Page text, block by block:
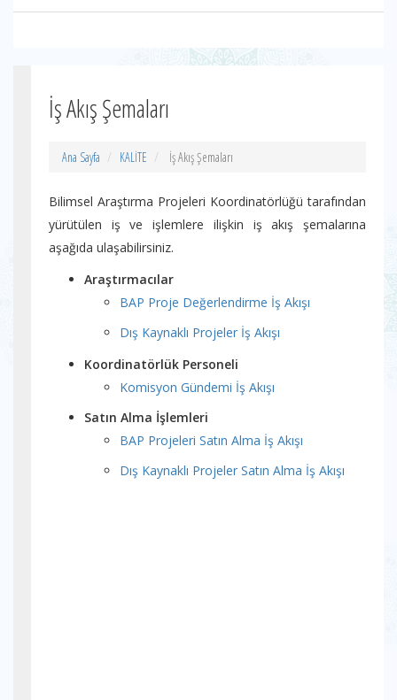
İş Akış Şemaları
Ana Sayfa KALİTE İş Akış Şemaları
Bilimsel Araştırma Projeleri Koordinatörlüğü tarafından
yürütülen iş ve işlemlere ilişkin iş akış şemalarına
aşağıda ulaşabilirsiniz.
Araştırmacılar
BAP Proje Değerlendirme İş Akışı
Dış Kaynaklı Projeler İş Akışı
Koordinatörlük Personeli
Komisyon Gündemi İş Akışı
Satın Alma İşlemleri
BAP Projeleri Satın Alma İş Akışı
Dış Kaynaklı Projeler Satın Alma İş Akışı